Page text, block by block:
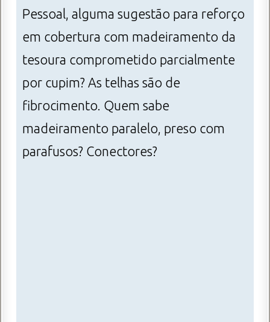
Pessoal, alguma sugestão para reforço
em cobertura com madeiramento da
tesoura comprometido parcialmente
por cupim? As telhas são de
fibrocimento. Quem sabe
madeiramento paralelo, preso com
parafusos? Conectores?